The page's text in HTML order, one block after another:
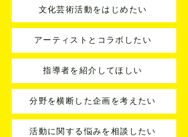
アーティストとコラボしたい
文化芸術活動をはじめたい
分野を横断した企画を考えたい
活動に関する悩みを相談したい
指導者を紹介してほしい